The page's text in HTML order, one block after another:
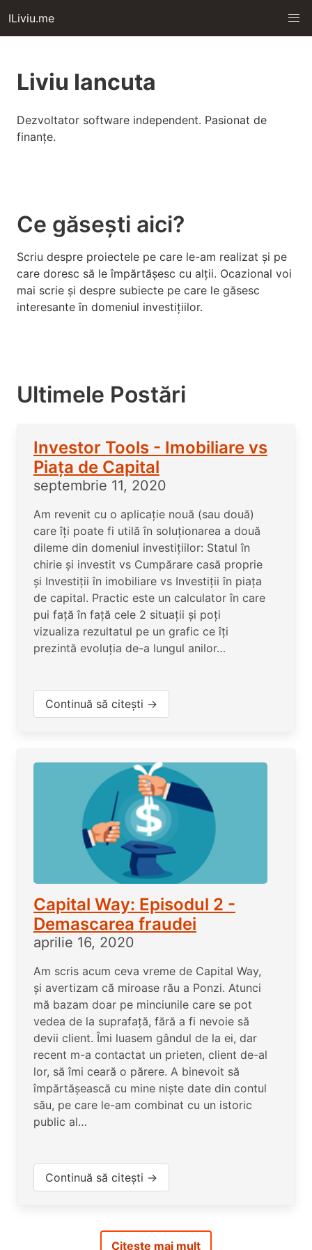
ILiviu.me
Liviu Iancuta
Dezvoltator software independent. Pasionat de
finanțe.
Ce găsești aici?
Scriu despre proiectele pe care le-am realizat și pe
care doresc să le împărtășesc cu alții. Ocazional voi
mai scrie și despre subiecte pe care le găsesc
interesante în domeniul investițiilor.
Ultimele Postări
Investor Tools - Imobiliare vs
Piața de Capital
septembrie 11, 2020
Am revenit cu o aplicație nouă (sau două)
care îți poate fi utilă în soluționarea a două
dileme din domeniul investițiilor: Statul în
chirie și investit vs Cumpărare casă proprie
și Investiții în imobiliare vs Investiții în piața
de capital. Practic este un calculator în care
pui față în față cele 2 situații și poți
vizualiza rezultatul pe un grafic ce îți
prezintă evoluția de-a lungul anilor…
Continuă să citești →
Capital Way: Episodul 2 -
Demascarea fraudei
aprilie 16, 2020
Am scris acum ceva vreme de Capital Way,
și avertizam că miroase rău a Ponzi. Atunci
mă bazam doar pe minciunile care se pot
vedea de la suprafață, fără a fi nevoie să
devii client. Îmi luasem gândul de la ei, dar
recent m-a contactat un prieten, client de-al
lor, să îmi ceară o părere. A binevoit să
împărtășească cu mine niște date din contul
său, pe care le-am combinat cu un istoric
public al…
Continuă să citești →
Citește mai mult